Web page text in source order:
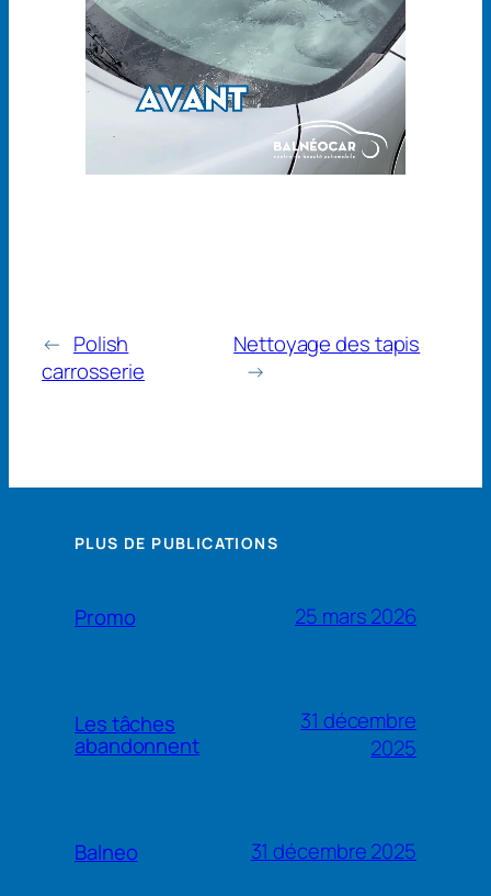
← Polish
carrosserie
Nettoyage des tapis
→
PLUS DE PUBLICATIONS
Promo 25 mars 2026
Les tâches
abandonnent
31 décembre
2025
Balneo 31 décembre 2025